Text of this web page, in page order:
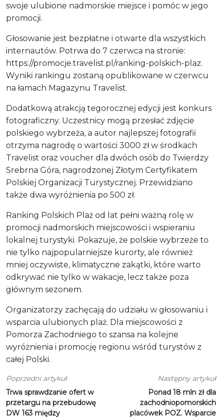
swoje ulubione nadmorskie miejsce i pomóc w jego
promocji.
Głosowanie jest bezpłatne i otwarte dla wszystkich
internautów. Potrwa do 7 czerwca na stronie:
https://promocje.travelist.pl/ranking-polskich-plaz.
Wyniki rankingu zostaną opublikowane w czerwcu
na łamach Magazynu Travelist.
Dodatkową atrakcją tegorocznej edycji jest konkurs
fotograficzny. Uczestnicy mogą przesłać zdjęcie
polskiego wybrzeża, a autor najlepszej fotografii
otrzyma nagrodę o wartości 3000 zł w środkach
Travelist oraz voucher dla dwóch osób do Twierdzy
Srebrna Góra, nagrodzonej Złotym Certyfikatem
Polskiej Organizacji Turystycznej. Przewidziano
także dwa wyróżnienia po 500 zł.
Ranking Polskich Plaż od lat pełni ważną rolę w
promocji nadmorskich miejscowości i wspieraniu
lokalnej turystyki. Pokazuje, że polskie wybrzeże to
nie tylko najpopularniejsze kurorty, ale również
mniej oczywiste, klimatyczne zakątki, które warto
odkrywać nie tylko w wakacje, lecz także poza
głównym sezonem.
Organizatorzy zachęcają do udziału w głosowaniu i
wsparcia ulubionych plaż. Dla miejscowości z
Pomorza Zachodniego to szansa na kolejne
wyróżnienia i promocję regionu wśród turystów z
całej Polski.
Poprzedni artykuł
Trwa sprawdzanie ofert w
przetargu na przebudowę
DW 163 między
Następny artykuł
Ponad 18 mln zł dla
zachodniopomorskich
placówek POZ. Wsparcie